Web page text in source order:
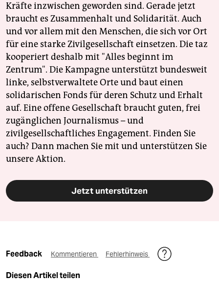
Kräfte inzwischen geworden sind. Gerade jetzt
braucht es Zusammenhalt und Solidarität. Auch
und vor allem mit den Menschen, die sich vor Ort
für eine starke Zivilgesellschaft einsetzen. Die taz
kooperiert deshalb mit "Alles beginnt im
Zentrum". Die Kampagne unterstützt bundesweit
linke, selbstverwaltete Orte und baut einen
solidarischen Fonds für deren Schutz und Erhalt
auf. Eine offene Gesellschaft braucht guten, frei
zugänglichen Journalismus – und
zivilgesellschaftliches Engagement. Finden Sie
auch? Dann machen Sie mit und unterstützen Sie
unsere Aktion.
Jetzt unterstützen
Feedback Kommentieren Fehlerhinweis
Diesen Artikel teilen